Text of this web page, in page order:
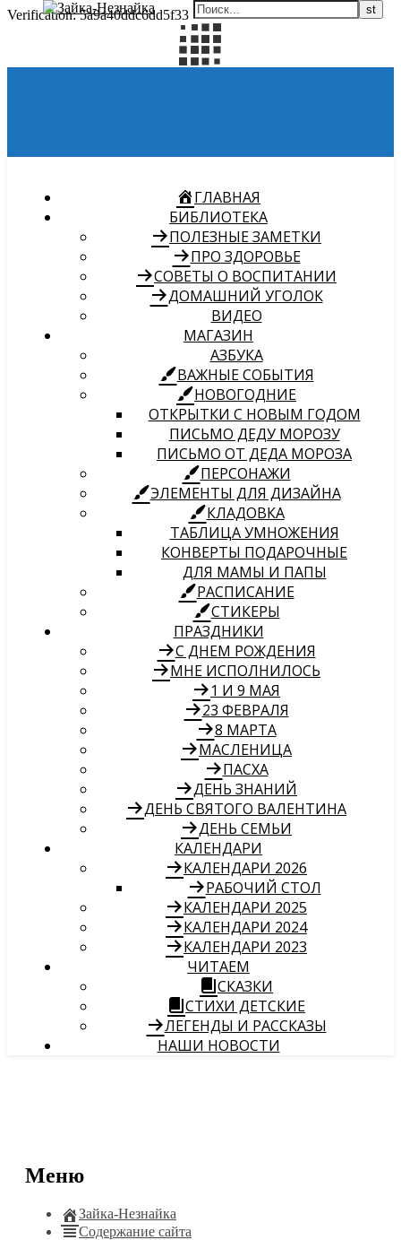
Verification: 5a9a40ddc6dd5f33
ГЛАВНАЯ
БИБЛИОТЕКА
ПОЛЕЗНЫЕ ЗАМЕТКИ
ПРО ЗДОРОВЬЕ
СОВЕТЫ О ВОСПИТАНИИ
ДОМАШНИЙ УГОЛОК
ВИДЕО
МАГАЗИН
АЗБУКА
ВАЖНЫЕ СОБЫТИЯ
НОВОГОДНИЕ
ОТКРЫТКИ С НОВЫМ ГОДОМ
ПИСЬМО ДЕДУ МОРОЗУ
ПИСЬМО ОТ ДЕДА МОРОЗА
ПЕРСОНАЖИ
ЭЛЕМЕНТЫ ДЛЯ ДИЗАЙНА
КЛАДОВКА
ТАБЛИЦА УМНОЖЕНИЯ
КОНВЕРТЫ ПОДАРОЧНЫЕ
ДЛЯ МАМЫ И ПАПЫ
РАСПИСАНИЕ
СТИКЕРЫ
ПРАЗДНИКИ
С ДНЕМ РОЖДЕНИЯ
МНЕ ИСПОЛНИЛОСЬ
1 И 9 МАЯ
23 ФЕВРАЛЯ
8 МАРТА
МАСЛЕНИЦА
ПАСХА
ДЕНЬ ЗНАНИЙ
ДЕНЬ СВЯТОГО ВАЛЕНТИНА
ДЕНЬ СЕМЬИ
КАЛЕНДАРИ
КАЛЕНДАРИ 2026
РАБОЧИЙ СТОЛ
КАЛЕНДАРИ 2025
КАЛЕНДАРИ 2024
КАЛЕНДАРИ 2023
ЧИТАЕМ
СКАЗКИ
СТИХИ ДЕТСКИЕ
ЛЕГЕНДЫ И РАССКАЗЫ
НАШИ НОВОСТИ
Меню
Зайка-Незнайка
Содержание сайта